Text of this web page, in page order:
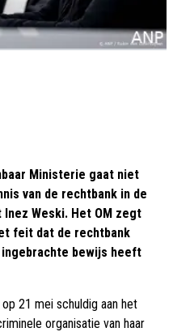
Ministerie gaat niet
van de rechtbank in de
Weski. Het OM zegt
feit dat de rechtbank
bewijs heeft
21 mei schuldig aan het
organisatie van haar